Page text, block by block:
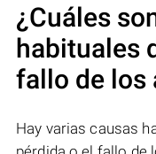
¿Cuáles
habituales
fallo de los
Hay varias causas